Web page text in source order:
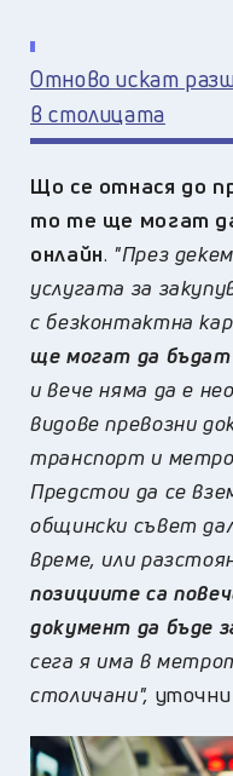
Отново искат
в столицата
Що се отнася до
то те ще могат
онлайн. "През
услугата за
с безконтактна
ще могат да
и вече няма да е
видове превозни
транспорт и
Предстои да се
общински съвет
време, или
позициите са
документ да бъде
сега я има в
столичани",